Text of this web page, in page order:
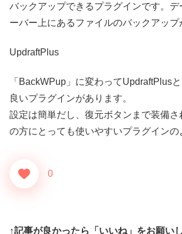
バックアップできるプラグインです。デ
ーバー上にあるファイルのバックアップ
UpdraftPlus
「BackWPup」に変わってUpdraftPlus
良いプラグインがあります。
設定は簡単だし、復元ボタンまで装備
の方にとっても使いやすいプラグインの
0
↑記事が良かったら「いいね」をお願い